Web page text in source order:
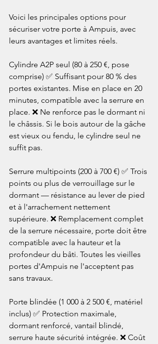
Voici les principales options pour
sécuriser votre porte à Ampuis, avec
leurs avantages et limites réels.
Cylindre A2P seul (80 à 250 €, pose
comprise) ✅ Suffisant pour 80 % des
portes existantes. Mise en place en 20
minutes, compatible avec la serrure en
place. ❌ Ne renforce pas le dormant ni
le châssis. Si le bois autour de la gâche
est vieux ou fendu, le cylindre seul ne
suffit pas.
Serrure multipoints (200 à 700 €) ✅ Trois
points ou plus de verrouillage sur le
dormant — résistance au lever de pied
et à l'arrachement nettement
supérieure. ❌ Remplacement complet
de la serrure nécessaire, porte doit être
compatible avec la hauteur et la
profondeur du bâti. Toutes les vieilles
portes d'Ampuis ne l'acceptent pas
sans travaux.
Porte blindée (1 000 à 2 500 €, matériel
inclus) ✅ Protection maximale,
dormant renforcé, vantail blindé,
serrure haute sécurité intégrée. ❌ Coût